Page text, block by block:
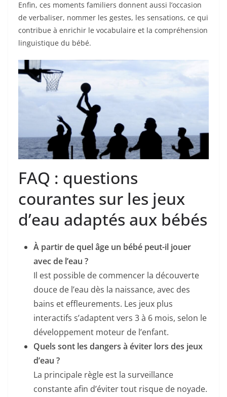
Enfin, ces moments familiers donnent aussi l’occasion
de verbaliser, nommer les gestes, les sensations, ce qui
contribue à enrichir le vocabulaire et la compréhension
linguistique du bébé.
FAQ : questions
courantes sur les jeux
d’eau adaptés aux bébés
À partir de quel âge un bébé peut-il jouer
avec de l’eau ?
Il est possible de commencer la découverte
douce de l’eau dès la naissance, avec des
bains et effleurements. Les jeux plus
interactifs s’adaptent vers 3 à 6 mois, selon le
développement moteur de l’enfant.
Quels sont les dangers à éviter lors des jeux
d’eau ?
La principale règle est la surveillance
constante afin d’éviter tout risque de noyade.